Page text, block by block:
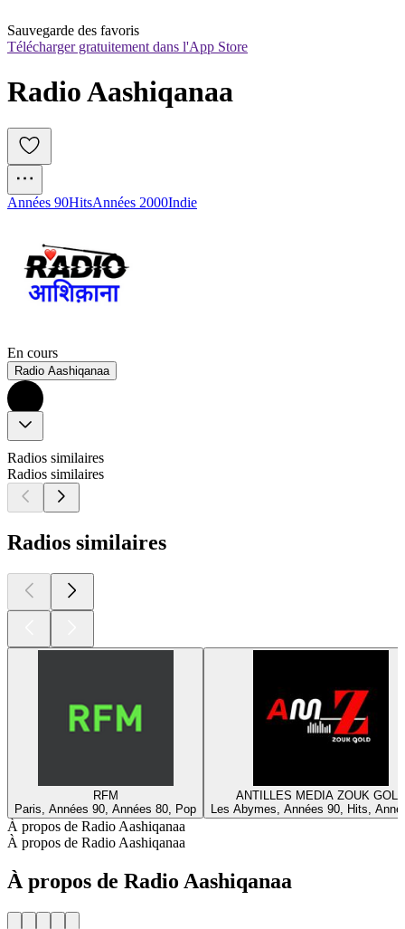
Sauvegarde des favoris
Télécharger gratuitement dans l'App Store
Radio Aashiqanaa
Années 90HitsAnnées 2000Indie
En cours
Radio Aashiqanaa
Radios similaires
Radios similaires
Radios similaires
RFM
Paris, Années 90, Années 80, Pop
ANTILLES MEDIA ZOUK GOLD
Les Abymes, Années 90, Hits,
À propos de Radio Aashiqanaa
À propos de Radio Aashiqanaa
À propos de Radio Aashiqanaa